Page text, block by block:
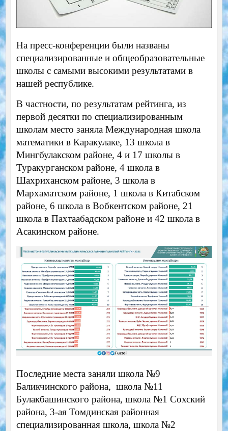
На пресс-конференции были названы
специализированные и общеобразовательные
школы с самыми высокими результатами в
нашей республике.
В частности, по результатам рейтинга, из
первой десятки по специализированным
школам место заняла Международная школа
математики в Каракулаке, 13 школа в
Мингбулакском районе, 4 и 17 школы в
Туракурганском районе, 4 школа в
Шахриханском районе, 3 школа в
Мархаматском районе, 1 школа в Китабском
районе, 6 школа в Вобкентском районе, 21
школа в Пахтаабадском районе и 42 школа в
Асакинском районе.
Последние места заняли школа №9
Баликчинского района, школа №11
Булакбашинского района, школа №1 Сохский
района, 3-ая Томдинская районная
специализированная школа, школа №2